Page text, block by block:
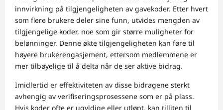
innvirkning på tilgjengeligheten av gavekoder. Etter hvert
som flere brukere deler sine funn, utvides mengden av
tilgjengelige koder, noe som gir større muligheter for
belønninger. Denne økte tilgjengeligheten kan føre til
høyere brukerengasjement, ettersom medlemmene er
mer tilbøyelige til å delta når de ser aktive bidrag.
Imidlertid er effektiviteten av disse bidragene sterkt
avhengig av verifiseringsprosessene som er på plass.
Hvis koder ofte er ugyldige eller utløpt, kan tilliten til